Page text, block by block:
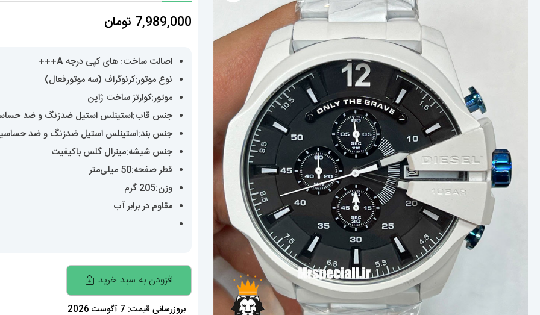
7,989,000 تومان
اصالت ساخت: های کپی درجه A+++
نوع موتور:کرنوگراف (سه موتورفعال)
موتور:کوارتز ساخت ژاپن
جنس قاب:استینلس استیل ضدزنگ و ضد
جنس بند:استینلس استیل ضدزنگ و ضد
جنس شیشه:مینرال گلس باکیفیت
قطر صفحه:50 میلی‌متر
وزن:205 گرم
مقاوم در برابر آب
ساعت
مچی
مردانه
افزودن به سبد خرید
بروزرسانی قیمت: 7 آگوست 2026